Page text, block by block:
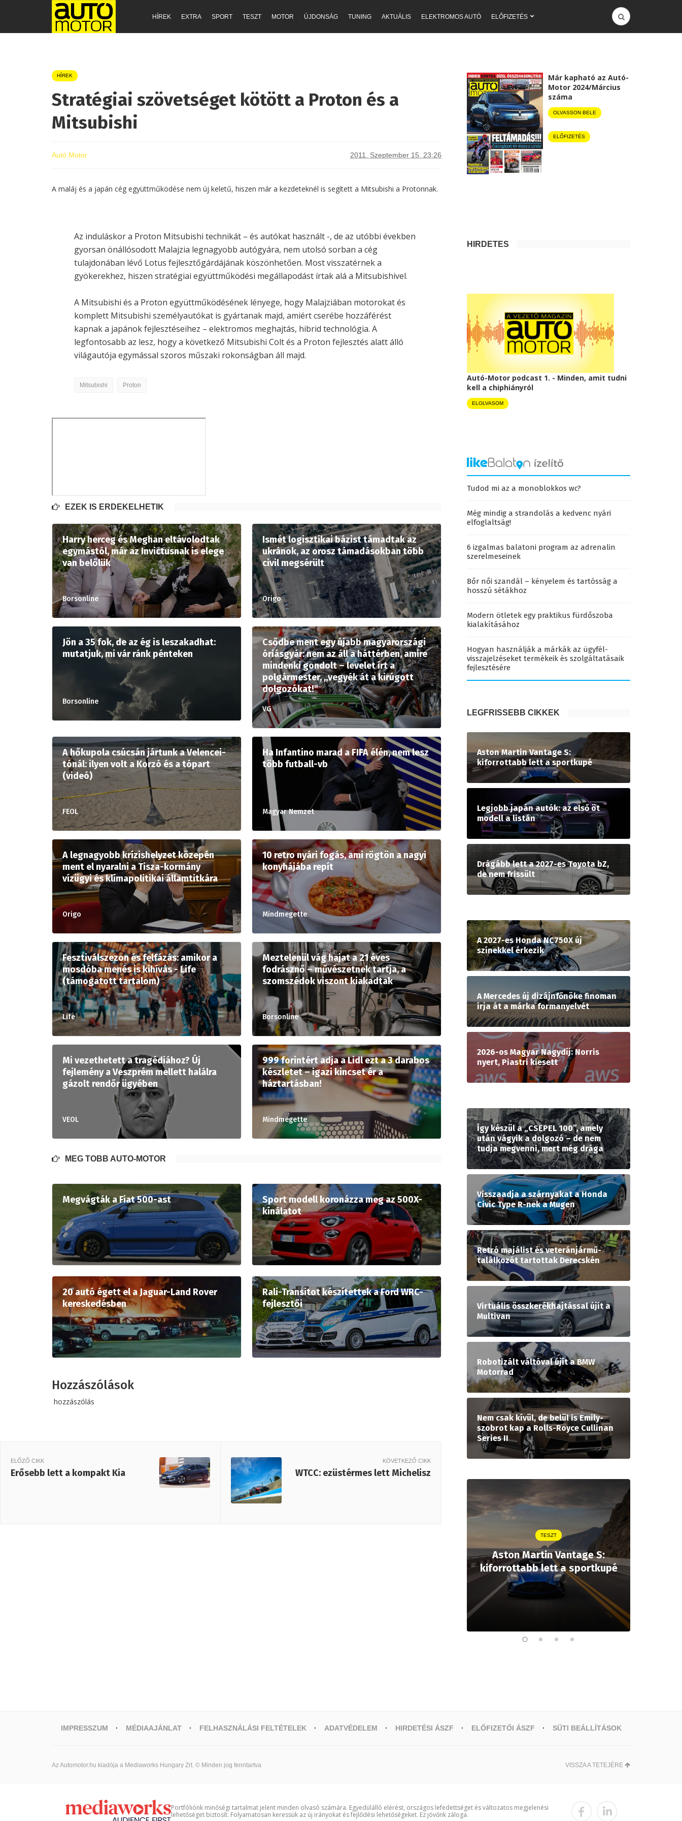
HÍREK EXTRA SPORT TESZT MOTOR ÚJDONSÁG TUNING AKTUÁLIS ELEKTROMOS AUTÓ ELŐFIZETÉS
HÍREK
Stratégiai szövetséget kötött a Proton és a
Mitsubishi
Autó Motor 2011. Szeptember 15. 23:26
A maláj és a japán cég együttműködése nem új keletű, hiszen már a kezdeteknél is segített a Mitsubishi a Protonnak.
Az induláskor a Proton Mitsubishi technikát – és autókat használt -, de az utóbbi években
gyorsan önállósodott Malajzia legnagyobb autógyára, nem utolsó sorban a cég
tulajdonában lévő Lotus fejlesztőgárdájának köszönhetően. Most visszatérnek a
gyökerekhez, hiszen stratégiai együttműködési megállapodást írtak alá a Mitsubishivel.
A Mitsubishi és a Proton együttműködésének lényege, hogy Malajziában motorokat és
komplett Mitsubishi személyautókat is gyártanak majd, amiért cserébe hozzáférést
kapnak a japánok fejlesztéseihez – elektromos meghajtás, hibrid technológia. A
legfontosabb az lesz, hogy a következő Mitsubishi Colt és a Proton fejlesztés alatt álló
világautója egymással szoros műszaki rokonságban áll majd.
Mitsubishi Proton
EZEK IS ÉRDEKELHETIK
Harry herceg és Meghan eltávolodtak
egymástól, már az Invictusnak is elege
van belőlük
Borsonline
Ismét logisztikai bázist támadtak az
ukránok, az orosz támadásokban több
civil megsérült
Origo
Jön a 35 fok, de az ég is leszakadhat:
mutatjuk, mi vár ránk pénteken
Borsonline
Csődbe ment egy újabb magyarországi
óriásgyár: nem az áll a háttérben, amire
mindenki gondolt – levelet írt a
polgármester, „vegyék át a kirúgott
dolgozókat!"
VG
A hőkupola csúcsán jártunk a Velencei-
tónál: ilyen volt a Korzó és a tópart
(videó)
FEOL
Ha Infantino marad a FIFA élén, nem lesz
több futball-vb
Magyar Nemzet
A legnagyobb krízishelyzet közepén
ment el nyaralni a Tisza-kormány
vízügyi és klímapolitikai államtitkára
Origo
10 retro nyári fogás, ami rögtön a nagyi
konyhájába repít
Mindmegette
Fesztiválszezon és felfázás: amikor a
mosdóba menés is kihívás - Life
(támogatott tartalom)
Life
Meztelenül vág hajat a 21 éves
fodrásznő – művészetnek tartja, a
szomszédok viszont kiakadtak
Borsonline
Mi vezethetett a tragédiához? Új
fejlemény a Veszprém mellett halálra
gázolt rendőr ügyében
VEOL
999 forintért adja a Lidl ezt a 3 darabos
készletet – igazi kincset ér a
háztartásban!
Mindmegette
MÉG TÖBB AUTÓ-MOTOR
Megvágták a Fiat 500-ast
Sport modell koronázza meg az 500X-
kínálatot
20 autó égett el a Jaguar-Land Rover
kereskedésben
Rali-Transitot készítettek a Ford WRC-
fejlesztői
Hozzászólások
hozzászólás
ELŐZŐ CIKK
Erősebb lett a kompakt Kia
KÖVETKEZŐ CIKK
WTCC: ezüstérmes lett Michelisz
Már kapható az Autó-
Motor 2024/Március
száma
OLVASSON BELE
ELŐFIZETÉS
HIRDETÉS
Autó-Motor podcast 1. - Minden, amit tudni
kell a chiphiányról
ELOLVASOM
Tudod mi az a monoblokkos wc?
Még mindig a strandolás a kedvenc nyári
elfoglaltság!
6 izgalmas balatoni program az adrenalin
szerelmeseinek
Bőr női szandál – kényelem és tartósság a
hosszú sétákhoz
Modern ötletek egy praktikus fürdőszoba
kialakításához
Hogyan használják a márkák az ügyfél-
visszajelzéseket termékeik és szolgáltatásaik
fejlesztésére
LEGFRISSEBB CIKKEK
Aston Martin Vantage S:
kiforrottabb lett a sportkupé
Legjobb japán autók: az első öt
modell a listán
Drágább lett a 2027-es Toyota bZ,
de nem frissült
A 2027-es Honda NC750X új
színekkel érkezik
A Mercedes új dizájnfőnöke finoman
írja át a márka formanyelvét
2026-os Magyar Nagydíj: Norris
nyert, Piastri kiesett
Így készül a „CSEPEL 100”, amely
után vágyik a dolgozó – de nem
tudja megvenni, mert még drága
Visszaadja a szárnyakat a Honda
Civic Type R-nek a Mugen
Retró majálist és veteránjármű-
találkozót tartottak Derecskén
Virtuális összkerékhajtással újít a
Multivan
Robotizált váltóval újít a BMW
Motorrad
Nem csak kívül, de belül is Emily-
szobrot kap a Rolls-Royce Cullinan
Series II
TESZT
Aston Martin Vantage S:
kiforrottabb lett a sportkupé
IMPRESSZUM MÉDIAAJÁNLAT FELHASZNÁLÁSI FELTÉTELEK ADATVÉDELEM HIRDETÉSI ÁSZF ELŐFIZETŐI ÁSZF SÜTI BEÁLLÍTÁSOK
Az Automotor.hu kiadója a Mediaworks Hungary Zrt. © Minden jog fenntartva VISSZA A TETEJÉRE
Portfóliónk minőségi tartalmat jelent minden olvasó számára. Egyedülálló elérést, országos lefedettséget és változatos megjelenési
lehetőséget biztosít. Folyamatosan keressük az új irányokat és fejlődési lehetőségeket. Ez jövőnk záloga.